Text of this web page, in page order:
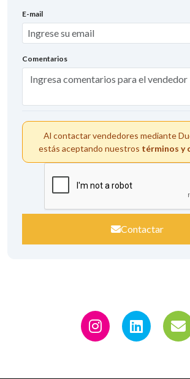
E-mail
Comentarios
Al contactar vendedores mediante
estás aceptando nuestros términos y
Contactar